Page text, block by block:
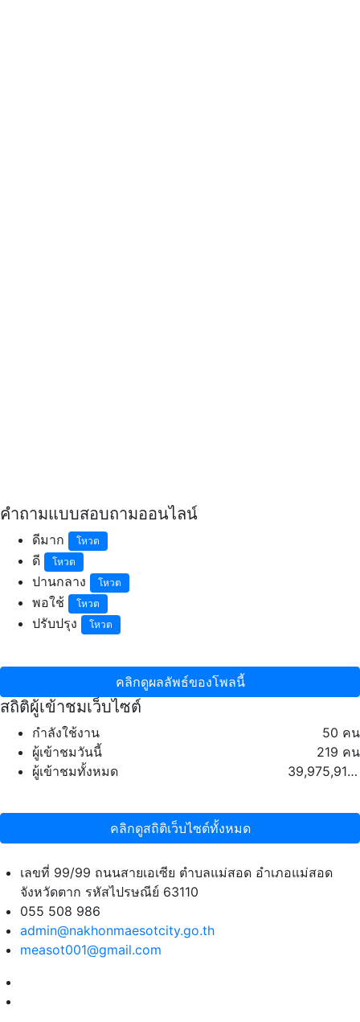
คำถามแบบสอบถามออนไลน์
ดีมาก โหวต
ดี โหวต
ปานกลาง โหวต
พอใช้ โหวต
ปรับปรุง โหวต
คลิกดูผลลัพธ์ของโพลนี้
สถิติผู้เข้าชมเว็บไซต์
กำลังใช้งาน
50 คน
ผู้เข้าชมวันนี้
219 คน
ผู้เข้าชมทั้งหมด
39,975,917 คน
คลิกดูสถิติเว็บไซต์ทั้งหมด
เลขที่ 99/99 ถนนสายเอเซีย ตำบลแม่สอด อำเภอแม่สอด
จังหวัดตาก รหัสไปรษณีย์ 63110
055 508 986
admin@nakhonmaesotcity.go.th
measot001@gmail.com